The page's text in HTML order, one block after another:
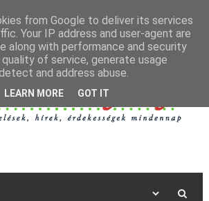
from Google to deliver its services
Your IP address and user-agent are
along with performance and security
of service, generate usage
and address abuse.
LEARN MORE GOT IT